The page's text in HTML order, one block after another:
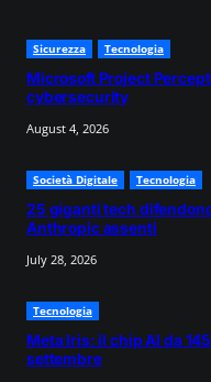
Sicurezza Tecnologia
Microsoft Project
cybersecurity
August 4, 2026
Società Digitale Tecnologia
25 giganti tech
Anthropic assenti
July 28, 2026
Tecnologia
Meta Iris: il chip AI da
settembre